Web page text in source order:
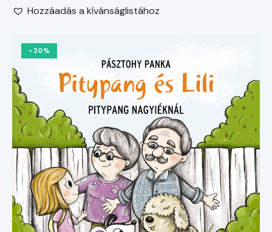
Hozzáadás a kívánságlistához
-20%